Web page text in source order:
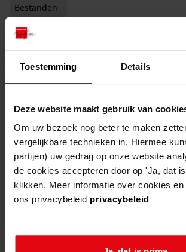
Toestemming Details
Deze website maakt gebruik van
Om uw bezoek nog beter te maken
vergelijkbare technieken in. Hiermee
partijen) uw gedrag op onze website
de cookies accepteren door op 'Ja, dat
klikken. Meer informatie over cookies
ons privacybeleid privacybeleid
Bestanden
Auteursrechtelijk beschermd
Vervaardiger
Zichtbaar studiezaal
1resultaten
sorteren op: